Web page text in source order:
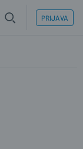
PRIJAVA